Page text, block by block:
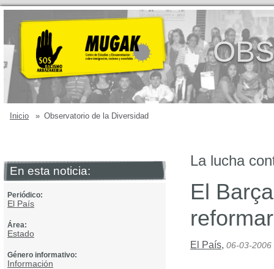
Inicio » Observatorio de la Diversidad
En esta noticia:
Periódico:
El País
Área:
Estado
Género informativo:
Información
La lucha
El
El País, 06-03-2006